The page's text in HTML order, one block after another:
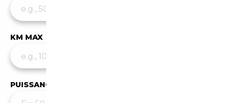
KM MAX
PUISSANCE MIN